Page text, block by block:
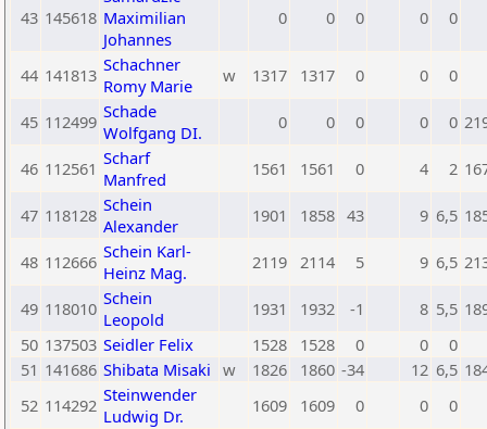
43 145618 Maximilian
Johannes
0 0 0 0 0
44 141813 Schachner
Romy Marie
w 1317 1317 0 0 0
45 112499 Schade
Wolfgang DI.
0 0 0 0 0
46 112561 Scharf
Manfred
1561 1561 0 4 2
47 118128 Schein
Alexander
1901 1858 43 9 6,5
48 112666 Schein Karl-
Heinz Mag.
2119 2114 5 9 6,5
49 118010 Schein
Leopold
1931 1932 -1 8 5,5
50 137503 Seidler Felix 1528 1528 0 0
0
51 141686 Shibata Misaki w 1826 1860 -34 12 6,5
52 114292 Steinwender
Ludwig Dr.
1609 1609 0 0 0